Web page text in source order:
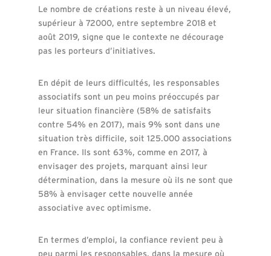
Le nombre de créations reste à un niveau élevé,
supérieur à 72000, entre septembre 2018 et
août 2019, signe que le contexte ne décourage
pas les porteurs d’initiatives.
En dépit de leurs difficultés, les responsables
associatifs sont un peu moins préoccupés par
leur situation financière (58% de satisfaits
contre 54% en 2017), mais 9% sont dans une
situation très difficile, soit 125.000 associations
en France. Ils sont 63%, comme en 2017, à
envisager des projets, marquant ainsi leur
détermination, dans la mesure où ils ne sont que
58% à envisager cette nouvelle année
associative avec optimisme.
En termes d’emploi, la confiance revient peu à
peu parmi les responsables, dans la mesure où